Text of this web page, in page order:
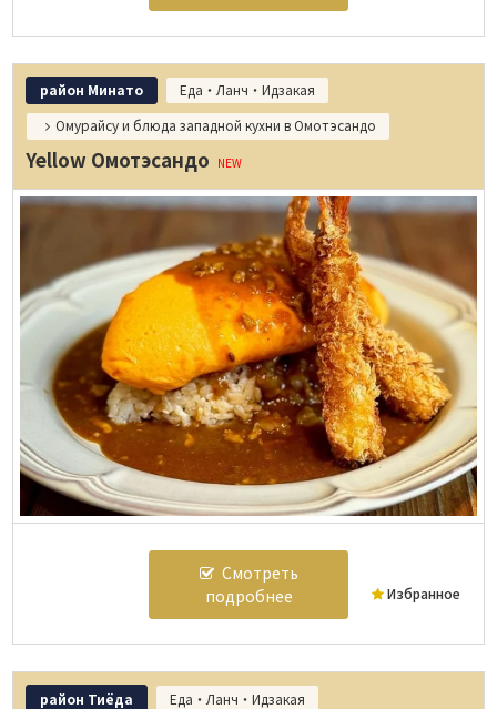
район Минато
Еда・Ланч・Идзакая
Омурайсу и блюда западной кухни в Омотэсандо
Избранное
Yellow Омотэсандо NEW
Смотреть
подробнее
район Тиёда
Еда・Ланч・Идзакая